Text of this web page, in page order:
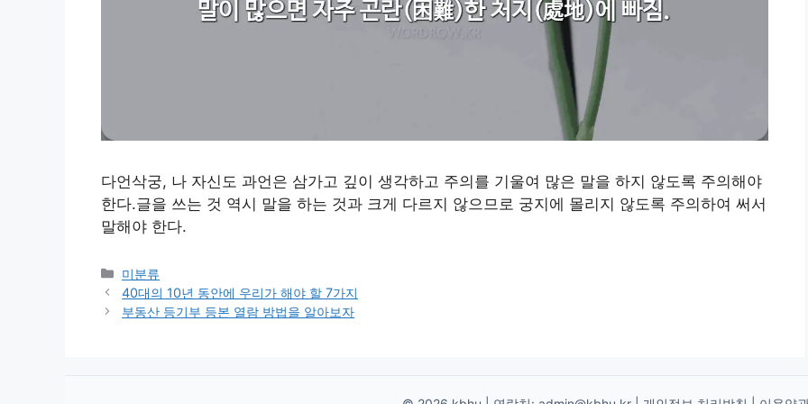
다언삭궁, 나 자신도 과언은 삼가고 깊이 생각하고 주의를 기울여 많은 말을 하지 않도록 주의해야
한다.글을 쓰는 것 역시 말을 하는 것과 크게 다르지 않으므로 궁지에 몰리지 않도록 주의하여 써서
말해야 한다.
Categories
미분류
40대의 10년 동안에 우리가 해야 할 7가지
부동산 등기부 등본 열람 방법을 알아보자